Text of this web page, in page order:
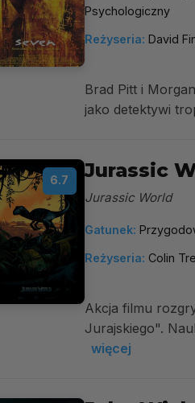
Psychologiczny
Reżyseria: David
Brad Pitt i
jako detektywi
6.7 Jurassic
Jurassic World
Gatunek:
Reżyseria: Colin
Akcja filmu
Jurajskiego".
więcej